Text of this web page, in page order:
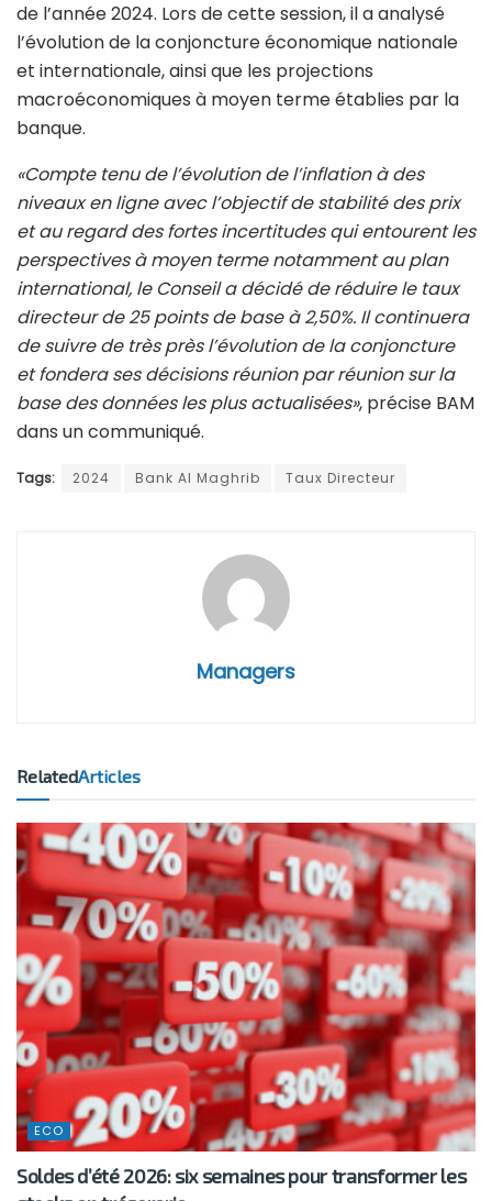
de l’année 2024. Lors de cette session, il a analysé
l’évolution de la conjoncture économique nationale
et internationale, ainsi que les projections
macroéconomiques à moyen terme établies par la
banque.
«Compte tenu de l’évolution de l’inflation à des
niveaux en ligne avec l’objectif de stabilité des prix
et au regard des fortes incertitudes qui entourent les
perspectives à moyen terme notamment au plan
international, le Conseil a décidé de réduire le taux
directeur de 25 points de base à 2,50%. Il continuera
de suivre de très près l’évolution de la conjoncture
et fondera ses décisions réunion par réunion sur la
base des données les plus actualisées», précise BAM
dans un communiqué.
Tags: 2024 Bank Al Maghrib Taux Directeur
Managers
RelatedArticles
ECO
Soldes d’été 2026: six semaines pour transformer les